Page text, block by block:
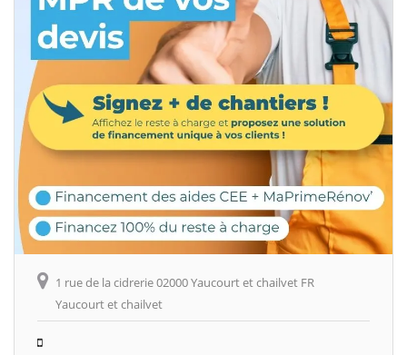
1 rue de la cidrerie 02000 Yaucourt et chailvet FR
Yaucourt et chailvet